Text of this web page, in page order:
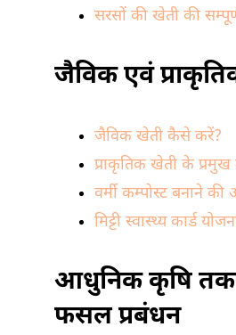
सरसों की खेती की
जैविक एवं
जैविक खेती कैसे करें?
प्राकृतिक खेती के
वर्मी कम्पोस्ट बनाने की
मिट्टी स्वास्थ्य कार्ड
आधुनिक कृषि
फसल प्रबंधन